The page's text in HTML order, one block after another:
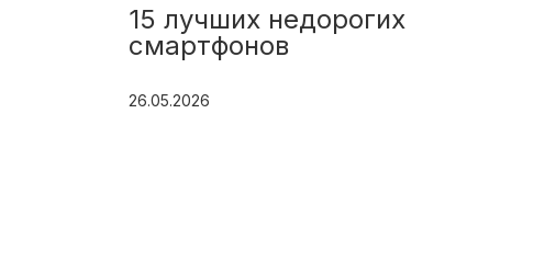
15 лучших недорогих
смартфонов
26.05.2026